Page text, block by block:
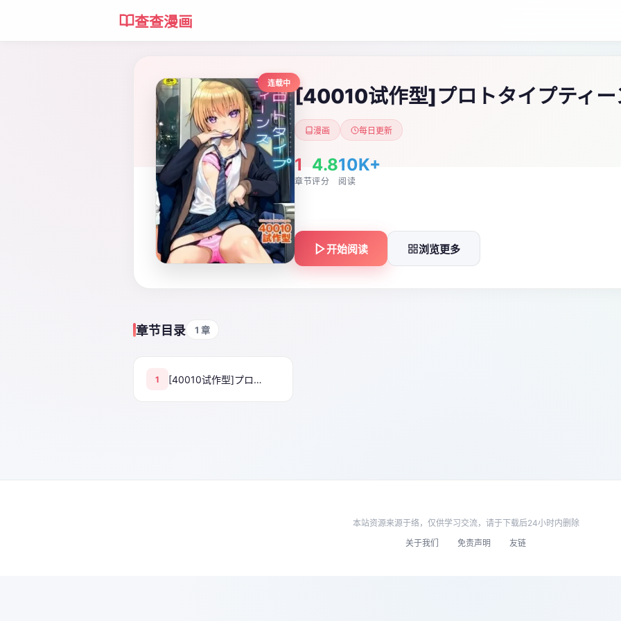
查查漫画
连载中
[40010试作型]プロトタイプティ
漫画 每日更新
1
章节
4.8
评分
10K+
阅读
开始阅读 浏览更多
章节目录 1 章
1 [40010试作型]プロトタイプティーンズ[无修正]
本站资源来源于络，仅供学习交流，请于下载后24小时内删除
关于我们
免责声明 友链